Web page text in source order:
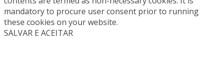
mandatory to procure user consent prior to running
these cookies on your website.
SALVAR E ACEITAR